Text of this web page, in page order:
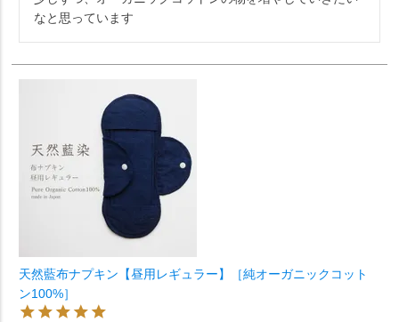
なと思っています
天然藍布ナプキン【昼用レギュラー】［純オーガニックコット
ン100%］